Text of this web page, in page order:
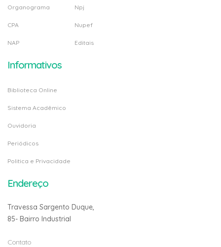
Organograma
CPA
NAP
Npj
Nupef
Editais
Informativos
Biblioteca Online
Sistema Acadêmico
Ouvidoria
Periódicos
Politica e Privacidade
Endereço
Travessa Sargento Duque,
85- Bairro Industrial
Contato